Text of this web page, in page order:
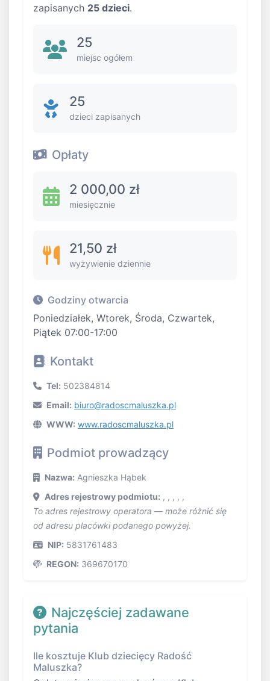
zapisanych 25 dzieci.
25
miejsc ogółem
25
dzieci zapisanych
Opłaty
2 000,00 zł
miesięcznie
21,50 zł
wyżywienie dziennie
Godziny otwarcia
Poniedziałek, Wtorek, Środa, Czwartek,
Piątek 07:00-17:00
Kontakt
Tel: 502384814
Email: biuro@radoscmaluszka.pl
WWW: www.radoscmaluszka.pl
Podmiot prowadzący
Nazwa: Agnieszka Hąbek
Adres rejestrowy podmiotu: , , , , ,
To adres rejestrowy operatora — może różnić się
od adresu placówki podanego powyżej.
NIP: 5831761483
REGON: 369670170
Najczęściej zadawane
pytania
Ile kosztuje Klub dziecięcy Radość
Maluszka?